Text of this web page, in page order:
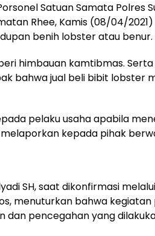
Satuan Samata Polres
Rhee, Kamis (08/04/2021)
benih lobster atau benur.
himbauan kamtibmas. Serta
bahwa jual beli bibit lobster
pelaku usaha apabila
kepada pihak
SH, saat dikonfirmasi
menuturkan bahwa
pencegahan yang